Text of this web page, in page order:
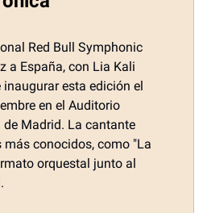
Red Bull Symphonic
a España, con Lia Kali
esta edición el
en el Auditorio
Madrid. La cantante
conocidos, como "La
orquestal junto al